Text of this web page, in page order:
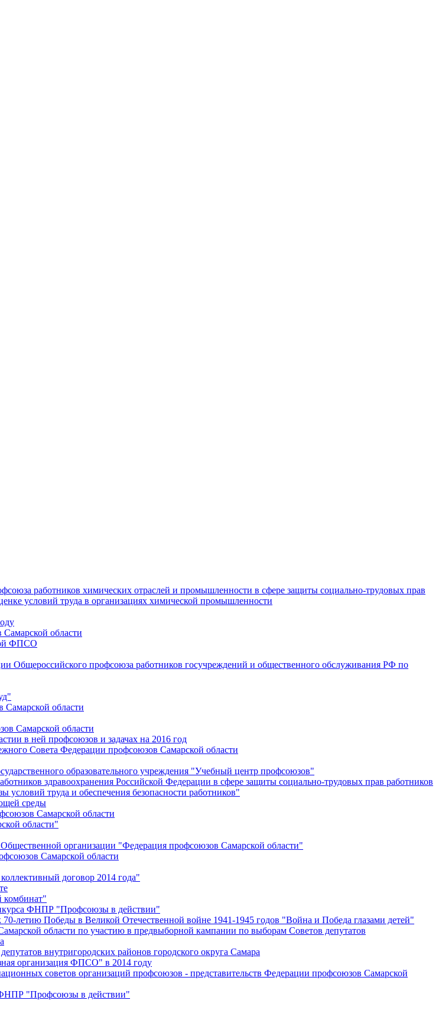
работников химических отраслей и промышленности в сфере защиты социально-трудовых прав
условий труда в организациях химической промышленности
области
ФПСО
Общероссийского профсоюза работников госучреждений и общественного обслуживания РФ по
области
Самарской области
в ней профсоюзов и задачах на 2016 год
Совета Федерации профсоюзов Самарской области
образовательного учреждения "Учебный центр профсоюзов"
здравоохранения Российской Федерации в сфере защиты социально-трудовых прав работников
труда и обеспечения безопасности работников"
среды
Самарской области
области"
организации "Федерация профсоюзов Самарской области"
Самарской области
договор 2014 года"
комбинат"
ФНПР "Профсоюзы в действии"
летию Победы в Великой Отечественной войне 1941-1945 годов "Война и Победа глазами детей"
области по участию в предвыборной кампании по выборам Советов депутатов
внутригородских районов городского округа Самара
организация ФПСО" в 2014 году
советов организаций профсоюзов - представительств Федерации профсоюзов Самарской
ФНПР "Профсоюзы в действии"